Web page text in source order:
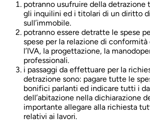
potranno usufruire della detrazione
gli inquilini ed i titolari di un diritto
sull’immobile.
potranno essere detratte le spese
spese per la relazione di
l’IVA, la progettazione, la
professionali.
i passaggi da effettuare per la
detrazione sono: pagare tutte le
bonifici parlanti ed indicare tutti i
dell’abitazione nella dichiarazione
importante allegare alla richiesta
relativi ai lavori.